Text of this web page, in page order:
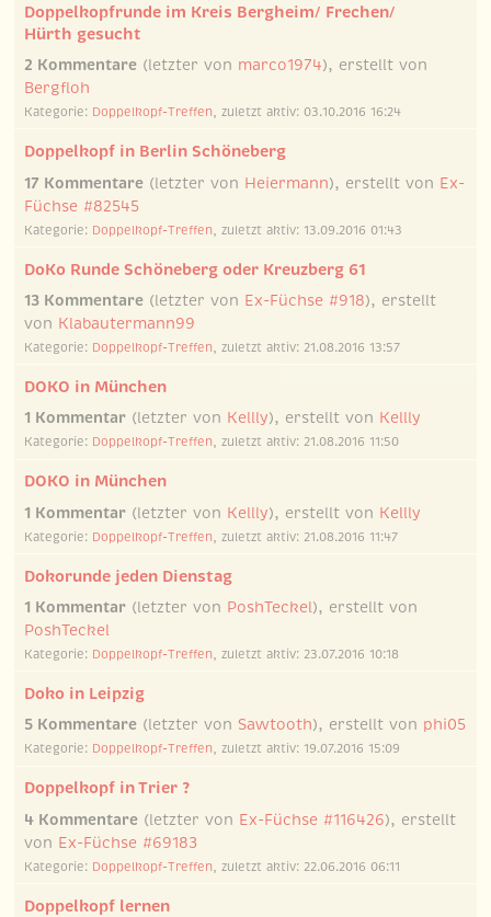
Doppelkopfrunde im Kreis Bergheim/ Frechen/
Hürth gesucht
2 Kommentare(letzter von marco1974), erstellt von
Bergfloh
Kategorie: Doppelkopf-Treffen, zuletzt aktiv: 03.10.2016 16:24
Doppelkopf in Berlin Schöneberg
17 Kommentare(letzter von Heiermann), erstellt von Ex-
Füchse #82545
Kategorie: Doppelkopf-Treffen, zuletzt aktiv: 13.09.2016 01:43
DoKo Runde Schöneberg oder Kreuzberg 61
13 Kommentare(letzter von Ex-Füchse #918), erstellt
von Klabautermann99
Kategorie: Doppelkopf-Treffen, zuletzt aktiv: 21.08.2016 13:57
DOKO in München
1 Kommentar(letzter von Kellly), erstellt von Kellly
Kategorie: Doppelkopf-Treffen, zuletzt aktiv: 21.08.2016 11:50
DOKO in München
1 Kommentar(letzter von Kellly), erstellt von Kellly
Kategorie: Doppelkopf-Treffen, zuletzt aktiv: 21.08.2016 11:47
Dokorunde jeden Dienstag
1 Kommentar(letzter von PoshTeckel), erstellt von
PoshTeckel
Kategorie: Doppelkopf-Treffen, zuletzt aktiv: 23.07.2016 10:18
Doko in Leipzig
5 Kommentare(letzter von Sawtooth), erstellt von phi05
Kategorie: Doppelkopf-Treffen, zuletzt aktiv: 19.07.2016 15:09
Doppelkopf in Trier ?
4 Kommentare(letzter von Ex-Füchse #116426), erstellt
von Ex-Füchse #69183
Kategorie: Doppelkopf-Treffen, zuletzt aktiv: 22.06.2016 06:11
Doppelkopf lernen